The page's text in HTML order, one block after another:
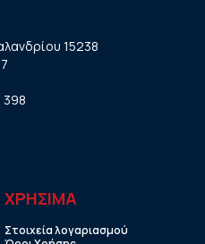
15238
ΧΡHΣΙΜΑ
Στοιχεία λογαριασμού